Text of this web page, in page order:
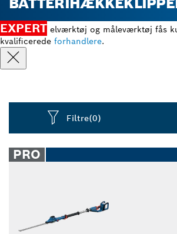
EXPERT elværktøj og måleværktøj fås
kvalificerede forhandlere.
Filtre(0)
closed
PRO